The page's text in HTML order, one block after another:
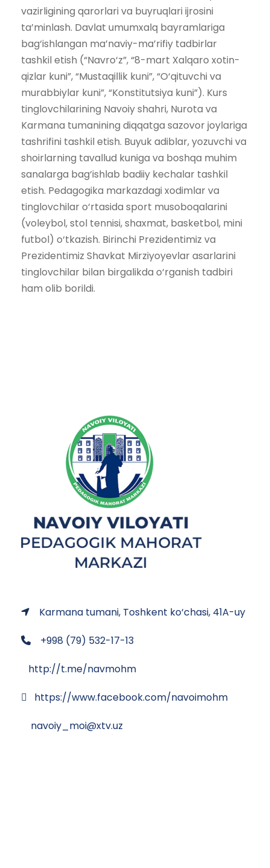
vazirligining qarorlari va buyruqlari ijrosini
ta’minlash. Davlat umumxalq bayramlariga
bag‘ishlangan ma’naviy-ma’rifiy tadbirlar
tashkil etish (“Navro‘z”, “8-mart Xalqaro xotin-
qizlar kuni”, “Mustaqillik kuni”, “O‘qituvchi va
murabbiylar kuni”, “Konstitutsiya kuni”). Kurs
tinglovchilarining Navoiy shahri, Nurota va
Karmana tumanining diqqatga sazovor joylariga
tashrifini tashkil etish. Buyuk adiblar, yozuvchi va
shoirlarning tavallud kuniga va boshqa muhim
sanalarga bag‘ishlab badiiy kechalar tashkil
etish. Pedagogika markazdagi xodimlar va
tinglovchilar o‘rtasida sport musoboqalarini
(voleybol, stol tennisi, shaxmat, basketbol, mini
futbol) o‘tkazish. Birinchi Prezidentimiz va
Prezidentimiz Shavkat Mirziyoyevlar asarlarini
tinglovchilar bilan birgalikda o‘rganish tadbiri
ham olib borildi.
Karmana tumani, Toshkent ko‘chasi, 41A-uy
+998 (79) 532-17-13
http://t.me/navmohm
https://www.facebook.com/navoimohm
navoiy_moi@xtv.uz